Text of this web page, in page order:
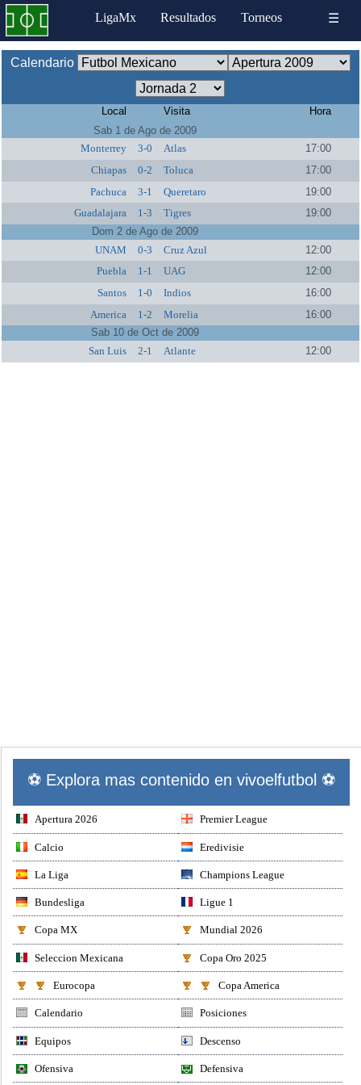
LigaMx Resultados Torneos ☰
Calendario
Local Visita
Hora
Sab 1 de Ago de 2009
Monterrey
3-0 Atlas
17:00
Chiapas
0-2 Toluca
17:00
Pachuca
3-1 Queretaro
19:00
Guadalajara
1-3 Tigres
19:00
Dom 2 de Ago de 2009
UNAM
0-3 Cruz Azul
12:00
Puebla
1-1 UAG
12:00
Santos
1-0 Indios
16:00
America
1-2 Morelia
16:00
Sab 10 de Oct de 2009
San Luis
2-1 Atlante 12:00
⚽ Explora mas contenido en vivoelfutbol ⚽
Apertura 2026 Premier League
Calcio Eredivisie
La Liga Champions League
Bundesliga Ligue 1
Copa MX Mundial 2026
Seleccion Mexicana Copa Oro 2025
Eurocopa Copa America
Calendario Posiciones
Equipos Descenso
Ofensiva Defensiva